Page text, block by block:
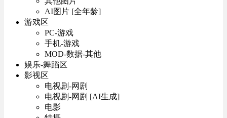
AI图片 [全年龄]
游戏区
PC-游戏
手机-游戏
MOD-数据-其他
娱乐-舞蹈区
影视区
电视剧-网剧
电视剧-网剧 [AI生成]
电影